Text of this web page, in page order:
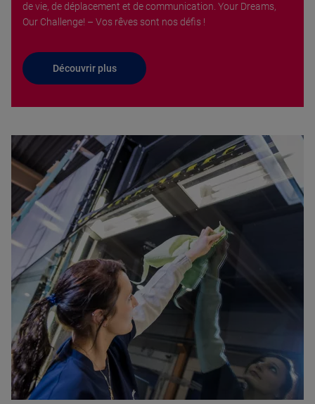
de vie, de déplacement et de communication. Your Dreams,
Our Challenge! – Vos rêves sont nos défis !
Découvrir plus